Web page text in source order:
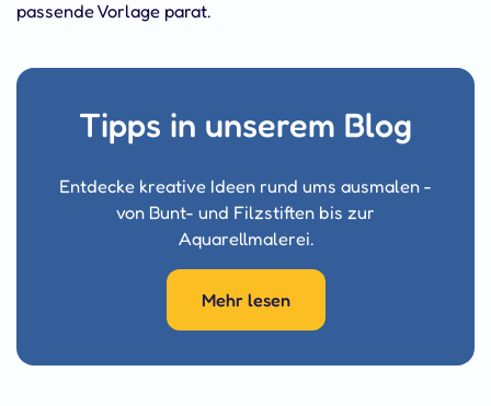
passende Vorlage parat.
Tipps in unserem Blog
Entdecke kreative Ideen rund ums ausmalen -
von Bunt- und Filzstiften bis zur
Aquarellmalerei.
Mehr lesen